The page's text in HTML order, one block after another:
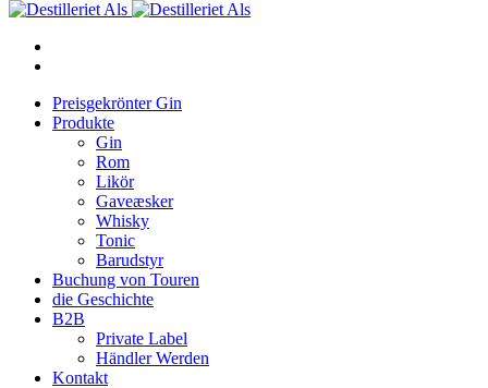
Preisgekrönter Gin
Produkte
Gin
Rom
Likör
Gaveæsker
Whisky
Tonic
Barudstyr
Buchung von Touren
die Geschichte
B2B
Private Label
Händler Werden
Kontakt